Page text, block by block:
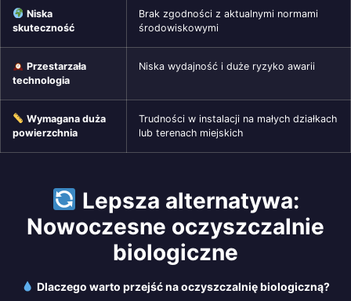
Niska
skuteczność
Brak zgodności z aktualnymi normami
środowiskowymi
Przestarzała
technologia
Niska wydajność i duże ryzyko awarii
Wymagana duża
powierzchnia
Trudności w instalacji na małych działkach
lub terenach miejskich
Lepsza alternatywa:
Nowoczesne oczyszczalnie
biologiczne
Dlaczego warto przejść na oczyszczalnię biologiczną?